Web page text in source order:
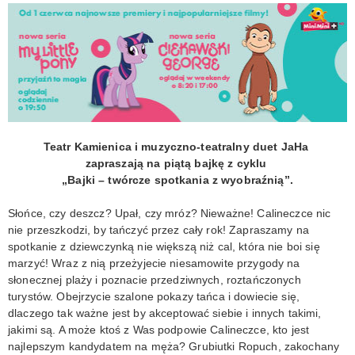
PARTNERZY
OFERTA KOMERCYJNA
KONTAKT
Teatr Kamienica i muzyczno-teatralny duet JaHa
zapraszają na piątą bajkę z cyklu
„Bajki – twórcze spotkania z wyobraźnią”.
Słońce, czy deszcz? Upał, czy mróz? Nieważne! Calineczce nic
nie przeszkodzi, by tańczyć przez cały rok! Zapraszamy na
spotkanie z dziewczynką nie większą niż cal, która nie boi się
marzyć! Wraz z nią przeżyjecie niesamowite przygody na
słonecznej plaży i poznacie przedziwnych, roztańczonych
turystów. Obejrzycie szalone pokazy tańca i dowiecie się,
dlaczego tak ważne jest by akceptować siebie i innych takimi,
jakimi są. A może ktoś z Was podpowie Calineczce, kto jest
najlepszym kandydatem na męża? Grubiutki Ropuch, zakochany